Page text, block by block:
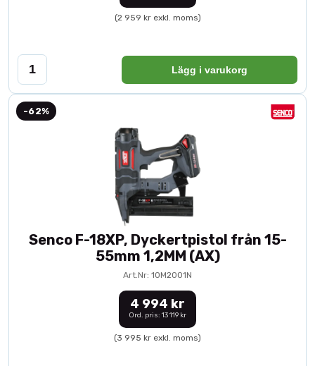
(2 959 kr exkl. moms)
Lägg i varukorg
-62%
Senco F-18XP, Dyckertpistol från 15-
55mm 1,2MM (AX)
Art.Nr: 10M2001N
4 994 kr
Ord. pris: 13 119 kr
(3 995 kr exkl. moms)